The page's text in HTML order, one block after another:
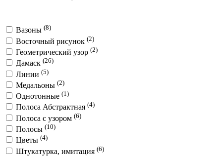
Вазоны (8)
Восточный рисунок (2)
Геометрический узор (2)
Дамаск (26)
Линии (5)
Медальоны (2)
Однотонные (1)
Полоса Абстрактная (4)
Полоса с узором (6)
Полосы (10)
Цветы (4)
Штукатурка, имитация (6)